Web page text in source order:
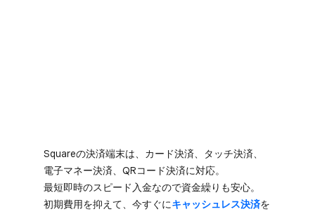
Squareの​決済端末は、​カード決済、​タッチ決済、​
電子マネー決済、​QRコード決済に​対応。​
最短即時の​スピード入金なので​資金繰りも​安心。​
初期費用を​抑えて、​今すぐに​キャッシュレス決済を​